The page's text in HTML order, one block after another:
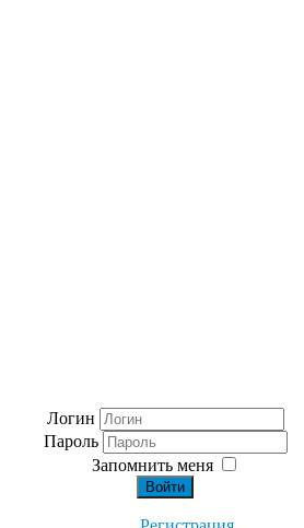
Логин
Пароль
Запомнить меня
Войти